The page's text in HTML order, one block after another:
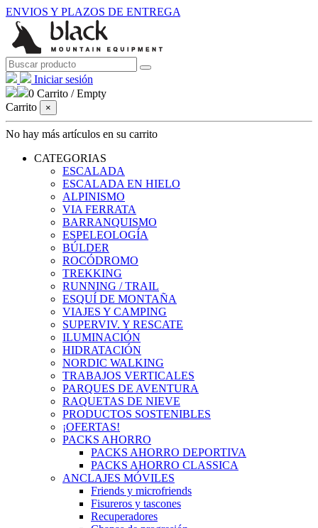
ENVIOS Y PLAZOS DE ENTREGA
Iniciar sesión
0 Carrito /Empty
Carrito
×
No hay más artículos en su carrito
CATEGORIAS
ESCALADA
ESCALADA EN HIELO
ALPINISMO
VIA FERRATA
BARRANQUISMO
ESPELEOLOGÍA
BÚLDER
ROCÓDROMO
TREKKING
RUNNING / TRAIL
ESQUÍ DE MONTAÑA
VIAJES Y CAMPING
SUPERVIV. Y RESCATE
ILUMINACIÓN
HIDRATACIÓN
NORDIC WALKING
TRABAJOS VERTICALES
PARQUES DE AVENTURA
RAQUETAS DE NIEVE
PRODUCTOS SOSTENIBLES
¡OFERTAS!
PACKS AHORRO
PACKS AHORRO DEPORTIVA
PACKS AHORRO CLASSICA
ANCLAJES MÓVILES
Friends y microfriends
Fisureros y tascones
Recuperadores